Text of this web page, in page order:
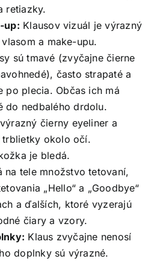
retiazky.
up: Klausov vizuál je výrazný
a make-upu.
sú tmavé (zvyčajne čierne
často strapaté a
po plecia. Občas ich má
do nedbalého drdolu.
čierny eyeliner a
trblietky okolo očí.
je bledá.
na tele množstvo tetovaní,
„Hello“ a „Goodbye“
a ďalších, ktoré vyzerajú
čiary a vzory.
Klaus zvyčajne nenosí
doplnky sú výrazné.